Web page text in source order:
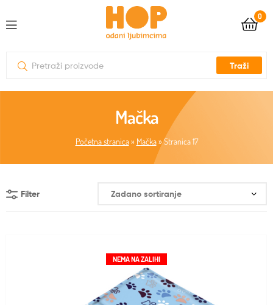
0
Traži
Mačka
Početna stranica» Mačka»Stranica 17
Filter
NEMA NA ZALIHI